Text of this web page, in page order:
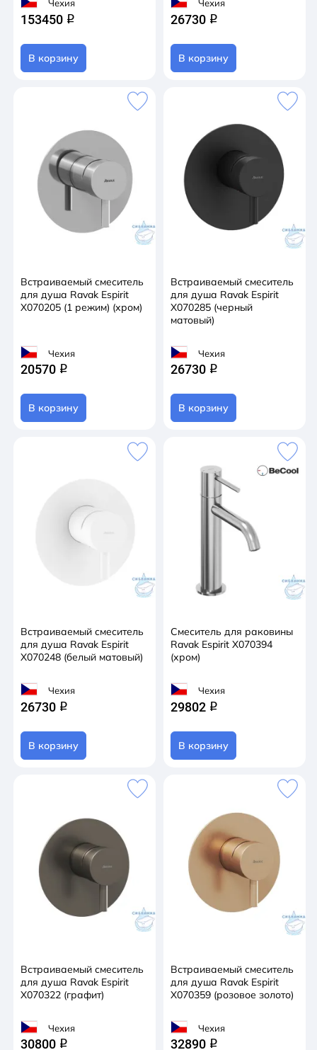
Чехия
153450 q
В корзину
Чехия
26730 q
В корзину
Встраиваемый смеситель
для душа Ravak Espirit
X070205 (1 режим) (хром)
Чехия
20570 q
В корзину
Встраиваемый смеситель
для душа Ravak Espirit
X070285 (черный
матовый)
Чехия
26730 q
В корзину
Встраиваемый смеситель
для душа Ravak Espirit
X070248 (белый матовый)
Чехия
26730 q
В корзину
Смеситель для раковины
Ravak Espirit X070394
(хром)
Чехия
29802 q
В корзину
Встраиваемый смеситель
для душа Ravak Espirit
X070322 (графит)
Чехия
30800 q
Встраиваемый смеситель
для душа Ravak Espirit
X070359 (розовое золото)
Чехия
32890 q